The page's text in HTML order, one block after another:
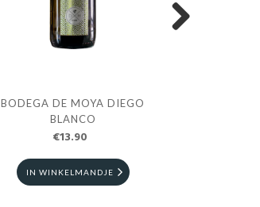
BODEGA DE MOYA DIEGO
BLANCO
€13.90
IN WINKELMANDJE